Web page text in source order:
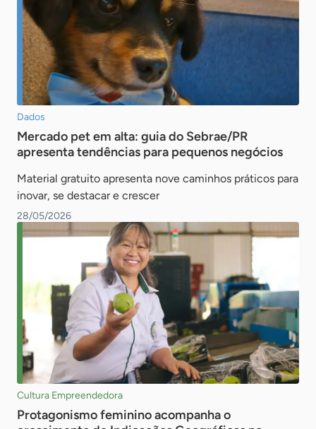
Dados
Mercado pet em alta: guia do Sebrae/PR
apresenta tendências para pequenos negócios
Material gratuito apresenta nove caminhos práticos para
inovar, se destacar e crescer
28/05/2026
Cultura Empreendedora
Protagonismo feminino acompanha o